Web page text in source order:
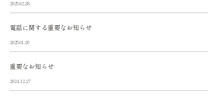
2025.02.28
電話に関する重要なお知らせ
2025.01.20
重要なお知らせ
2024.12.27